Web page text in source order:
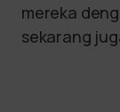
mereka
sekarang